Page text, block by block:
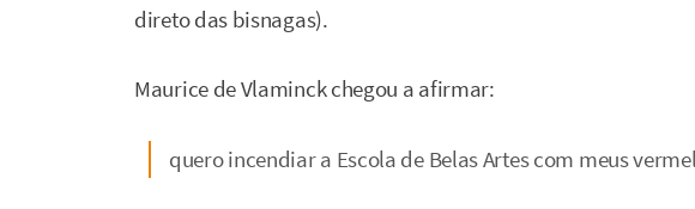
direto das bisnagas).
Maurice de Vlaminck chegou a afirmar:
quero incendiar a Escola de Belas Artes com meus